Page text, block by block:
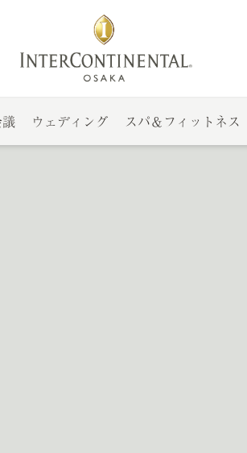
ウェディング スパ＆フィットネス